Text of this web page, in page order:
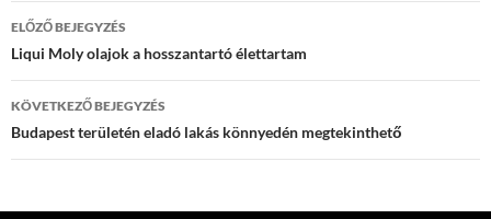
Bejegyzés
navigáció
ELŐZŐ BEJEGYZÉS
Liqui Moly olajok a hosszantartó élettartam
KÖVETKEZŐ BEJEGYZÉS
Budapest területén eladó lakás könnyedén megtekinthető